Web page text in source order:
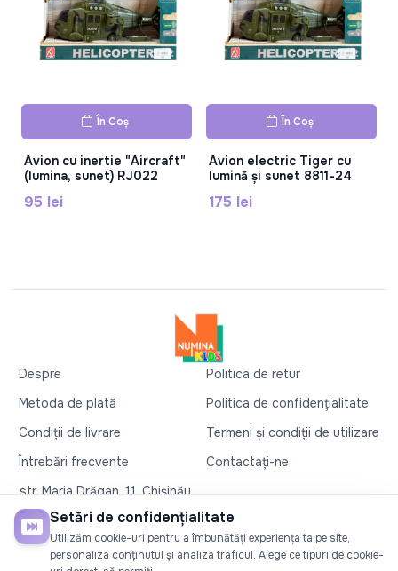
În Coș
Avion cu inertie "Aircraft"
(lumina, sunet) RJ022
95 lei
În Coș
Avion electric Tiger cu
lumină și sunet 8811-24
175 lei
Despre
Politica de retur
Metoda de plată
Politica de confidențialitate
Condiții de livrare
Termeni și condiții de utilizare
Întrebări frecvente
Contactați-ne
str. Maria Drăgan, 11, Chișinău
+37360327279
©2026Numina Kids. Toate drepturile rezervate
Setări de confidențialitate
Utilizăm cookie-uri pentru a îmbunătăți experiența ta pe site,
personaliza conținutul și analiza traficul. Alege ce tipuri de cookie-